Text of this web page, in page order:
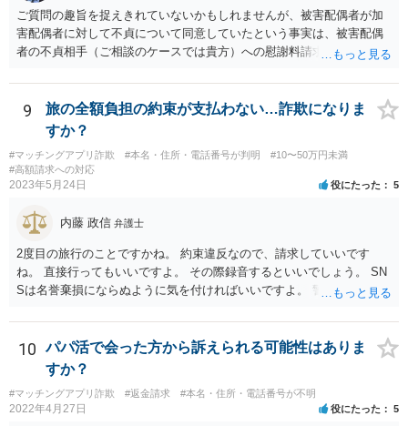
ご質問の趣旨を捉えきれていないかもしれませんが、被害配偶者が加
害配偶者に対して不貞について同意していたという事実は、被害配偶
者の不貞相手（ご相談のケースでは貴方）への慰謝料請求に対する反
9
旅の全額負担の約束が支払わない…詐欺になりま
すか？
#マッチングアプリ詐欺 #本名・住所・電話番号が判明
#10〜50万円未満
#高額請求への対応
2023年5月24日 役にたった 5
内藤 政信 弁護士
2度目の旅行のことですかね。 約束違反なので、請求していいです
ね。 直接行ってもいいですよ。 その際録音するといいでしょう。 SN
Sは名誉棄損にならぬように気を付ければいいですよ。 警察に行って
10
パパ活で会った方から訴えられる可能性はありま
すか？
#マッチングアプリ詐欺 #返金請求 #本名・住所・電話番号が不明
2022年4月27日 役にたった 5